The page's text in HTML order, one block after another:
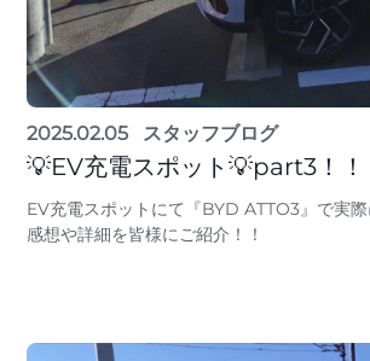
2025.02.05 スタッフブログ
💡EV充電スポット💡part3！！
EV充電スポットにて『BYD ATTO3』で実
感想や詳細を皆様にご紹介！！